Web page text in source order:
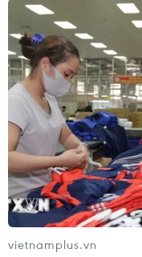
#Giá chung cư
#Thị trường bất động
#Nhà mặt phố
Bình Dương
TP. Hà Nội
Hải
Khánh Hòa
vietnamplus.vn